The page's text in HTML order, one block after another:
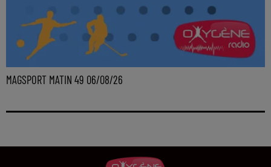
MAGSPORT MATIN 49 06/08/26